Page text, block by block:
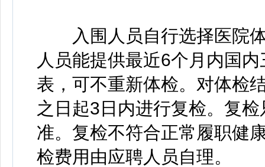
入围人员自行选择医院体
人员能提供最近6个月内国
表，可不重新体检。对体检
之日起3日内进行复检。复
准。复检不符合正常履职健
检费用由应聘人员自理。